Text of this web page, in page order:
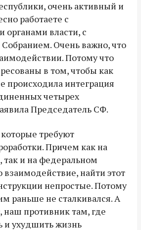
очень активный и
работаете с
власти, с
Очень важно, что
Потому что
в том, чтобы как
происходила интеграция
четырех
Председатель СФ.
требуют
Причем как на
так и на федеральном
взаимодействие, найти этот
непростые. Потому
раньше не сталкивался. А
противник там, где
и ухудшить жизнь